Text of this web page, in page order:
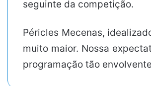
seguinte da competição.
Péricles Mecenas,
muito maior. Nossa
programação tão